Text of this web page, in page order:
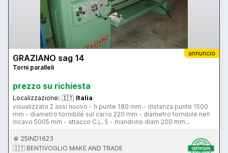
annuncio
GRAZIANO sag 14
Torni paralleli
prezzo su richiesta
Localizzazione: 🇮🇹 Italia
visualizzato 2 assi nuovo - h punte 180 mm - distanza punte 1500
mm - diametro tornibile sul carro 220 mm - diametro tornibile nell
incavo 5005 mm - attacco C.L. 5 - mandrino diam 200 mm
autocentrante - velocita di rotazione 20-1500 rpm - passaggio
barra 52 mm - torretta - larghezza bancale 280 mm - attacco
contropunta c.m. 4 piattaforma 310 mm - lunette 1 - revisionato
25IND1623
🇮🇹 BENTIVOGLIO MAKE AND TRADE